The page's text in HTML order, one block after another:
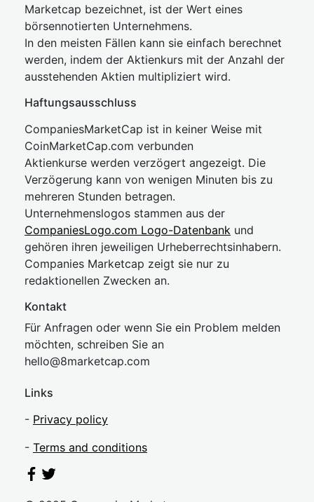
Marketcap bezeichnet, ist der Wert eines
börsennotierten Unternehmens.
In den meisten Fällen kann sie einfach berechnet
werden, indem der Aktienkurs mit der Anzahl der
ausstehenden Aktien multipliziert wird.
Haftungsausschluss
CompaniesMarketCap ist in keiner Weise mit
CoinMarketCap.com verbunden
Aktienkurse werden verzögert angezeigt. Die
Verzögerung kann von wenigen Minuten bis zu
mehreren Stunden betragen.
Unternehmenslogos stammen aus der
CompaniesLogo.com Logo-Datenbank und
gehören ihren jeweiligen Urheberrechtsinhabern.
Companies Marketcap zeigt sie nur zu
redaktionellen Zwecken an.
Kontakt
Für Anfragen oder wenn Sie ein Problem melden
möchten, schreiben Sie an
hello@8marketcap.com
Links
- Privacy policy
- Terms and conditions